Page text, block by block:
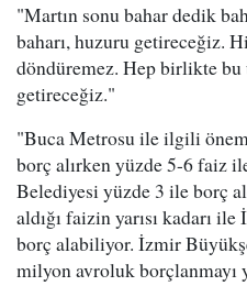
"Martın sonu bahar dedik
baharı, huzuru getireceğiz.
döndüremez. Hep birlikte
getireceğiz."
"Buca Metrosu ile ilgili
borç alırken yüzde 5-6 faiz
Belediyesi yüzde 3 ile borç
aldığı faizin yarısı kadarı
borç alabiliyor. İzmir
milyon avroluk borçlanmayı